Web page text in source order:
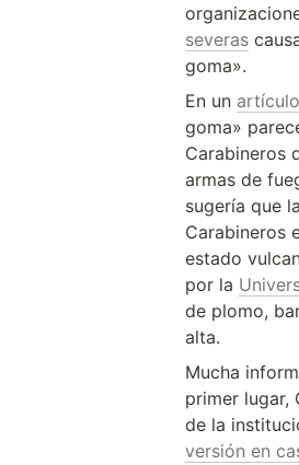
severas
goma».
En un
goma»
Carabineros
armas de
sugería que
Carabineros
estado
por la
de plomo,
alta.
Mucha
primer lugar,
versión en